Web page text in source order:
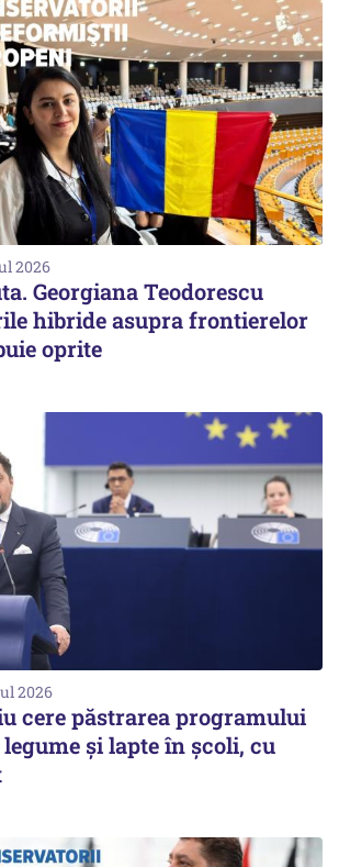
2026
Georgiana Teodorescu
hibride asupra frontierelor
oprite
2026
cere păstrarea programului
și lapte în școli, cu